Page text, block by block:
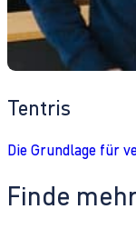
Tentris
Die Grundlage für
Finde